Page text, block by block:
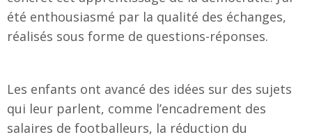
été enthousiasmé par la qualité des échanges,
réalisés sous forme de questions-réponses.
Les enfants ont avancé des idées sur des sujets
qui leur parlent, comme l’encadrement des
salaires de footballeurs, la réduction du